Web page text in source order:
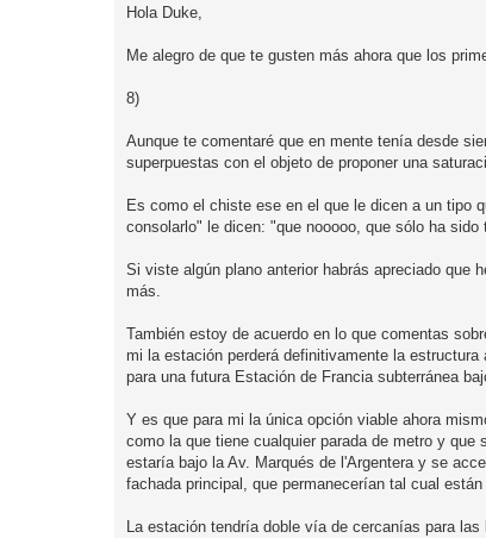
t
r
d
a
Hola Duke,
Me alegro de que te gusten más ahora que los
8)
Aunque te comentaré que en mente tenía desde
superpuestas con el objeto de proponer una
Es como el chiste ese en el que le dicen a un tipo
consolarlo" le dicen: "que nooooo, que sólo ha
Si viste algún plano anterior habrás apreciado que
más.
También estoy de acuerdo en lo que comentas
mi la estación perderá definitivamente la
para una futura Estación de Francia subterránea
Y es que para mi la única opción viable ahora
como la que tiene cualquier parada de metro y
estaría bajo la Av. Marqués de l'Argentera y se
fachada principal, que permanecerían tal cual están
La estación tendría doble vía de cercanías para